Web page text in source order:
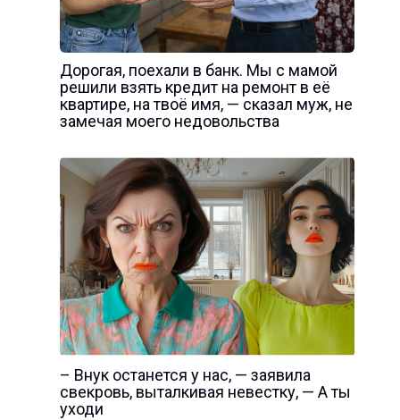
Дорогая, поехали в банк. Мы с мамой
решили взять кредит на ремонт в её
квартире, на твоё имя, — сказал муж, не
замечая моего недовольства
– Внук останется у нас, — заявила
свекровь, выталкивая невестку, — А ты
уходи